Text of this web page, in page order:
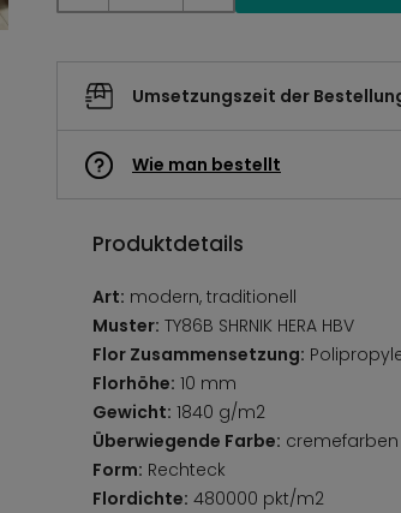
Umsetzungszeit der
Wie man bestellt
Produktdetails
Art: modern, traditionell
Muster: TY86B SHRNIK HERA HBV
Flor Zusammensetzung:
Florhöhe: 10 mm
Gewicht: 1840 g/m2
Überwiegende Farbe: cremefarben
Form: Rechteck
Flordichte: 480000 pkt/m2